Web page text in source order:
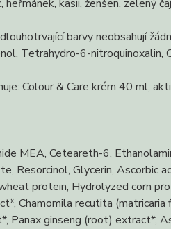
heřmánek, kasii, ženšen, zelený
barvy neobsahují
Tetrahydro-6-nitroquinoxalin,
Colour & Care krém 40 ml,
MEA, Ceteareth-6,
Resorcinol, Glycerin, Ascorbic
protein, Hydrolyzed corn
Chamomila recutita
Panax ginseng (root) extract*,